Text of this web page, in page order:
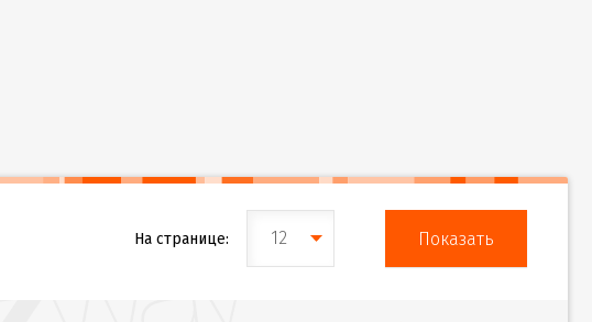
На странице: 12